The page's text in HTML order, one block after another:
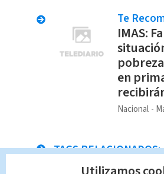
Te
IMAS:
en
Nacional
TAGS RELACIONADOS: